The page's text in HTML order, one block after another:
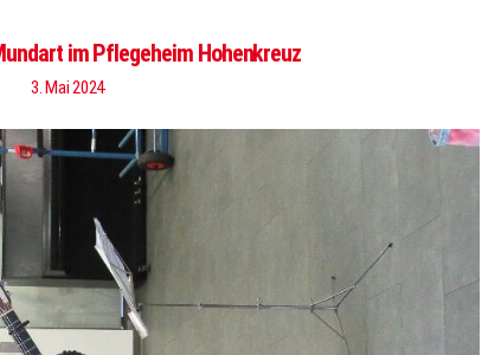
im Pflegeheim Hohenkreuz
3. Mai 2024